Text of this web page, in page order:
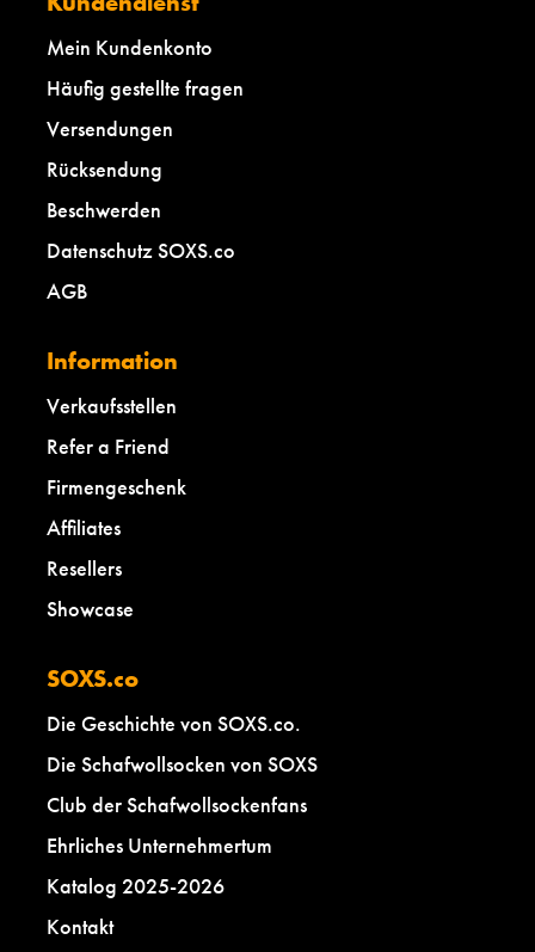
Mein Kundenkonto
Häufig gestellte fragen
Versendungen
Rücksendung
Beschwerden
Datenschutz SOXS.co
AGB
Information
Verkaufsstellen
Refer a Friend
Firmengeschenk
Affiliates
Resellers
Showcase
SOXS.co
Die Geschichte von SOXS.co.
Die Schafwollsocken von SOXS
Club der Schafwollsockenfans
Ehrliches Unternehmertum
Katalog 2025-2026
Kontakt